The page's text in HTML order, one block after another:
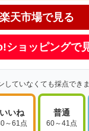
楽天市場で見る
ショッピングで
していなくても採点でき
いいね
～61点
普通
60～41点